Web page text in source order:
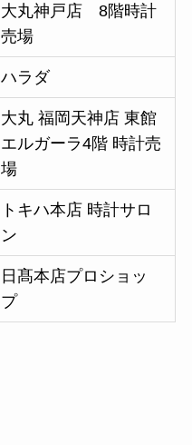
大丸神戸店 8階時計
売場
ハラダ
大丸 福岡天神店 東館
エルガーラ4階 時計売
場
トキハ本店 時計サロ
ン
日髙本店プロショッ
プ